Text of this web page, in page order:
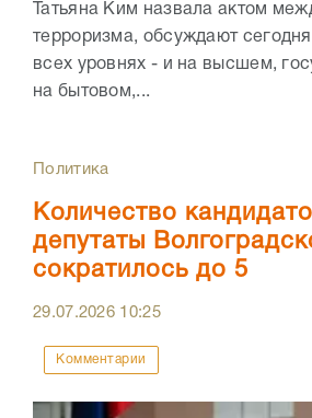
Татьяна Ким назвала актом
терроризма, обсуждают
всех уровнях - и на высшем,
на бытовом,...
Политика
Количество
депутаты
сократилось до 5
29.07.2026 10:25
Комментарии